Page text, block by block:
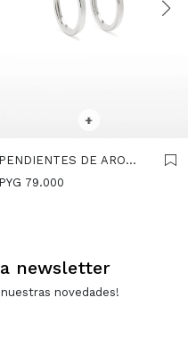
+
PENDIENTES DE ARO
MEDIANOS PLATEADOS -
PYG 79.000
newsletter
novedades!